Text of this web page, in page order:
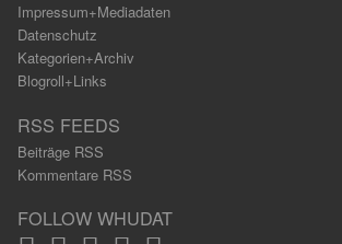
Impressum+Mediadaten
Datenschutz
Kategorien+Archiv
Blogroll+Links
RSS FEEDS
Beiträge RSS
Kommentare RSS
FOLLOW WHUDAT